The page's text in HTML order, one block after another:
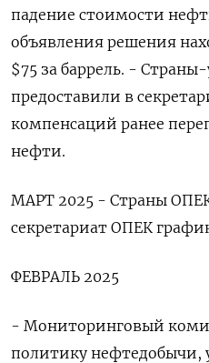
падение стоимости
объявления решения
$75 за баррель. -
предоставили в
компенсаций ранее
нефти.
МАРТ 2025 - Страны
секретариат ОПЕК
ФЕВРАЛЬ 2025
- Мониторинговый
политику нефтедобычи,